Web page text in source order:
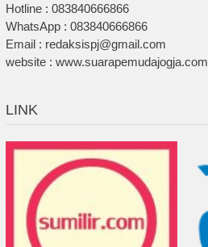
Hotline : 083840666866
WhatsApp : 083840666866
Email : redaksispj@gmail.com
website : www.suarapemudajogja.com
LINK